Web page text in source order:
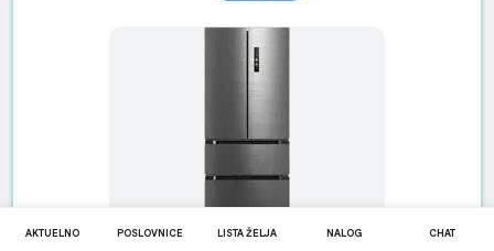
AKTUELNO POSLOVNICE LISTA ŽELJA NALOG CHAT